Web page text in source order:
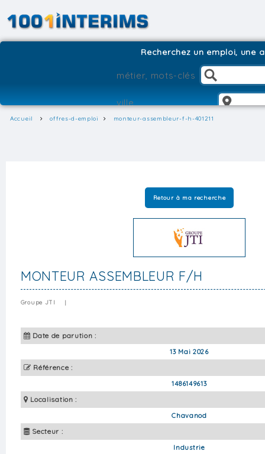
Recherchez un emploi, une
Accueil offres-d-emploi monteur-assembleur-f-h-401211
Retour à ma recherche
MONTEUR ASSEMBLEUR F/H
Groupe JTI |
Date de parution :
13 Mai 2026
Référence :
1486149613
Localisation :
Chavanod
Secteur :
Industrie